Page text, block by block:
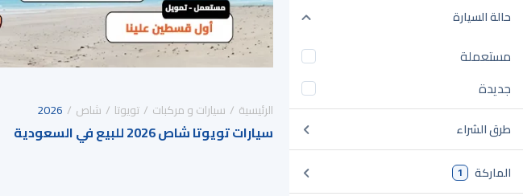
حالة السيارة
مستعملة
جديدة
طرق الشراء
الماركة 1
الرئيسية سيارات و مركبات تويوتا شاص 2026
سيارات تويوتا شاص 2026 للبيع في السعودية